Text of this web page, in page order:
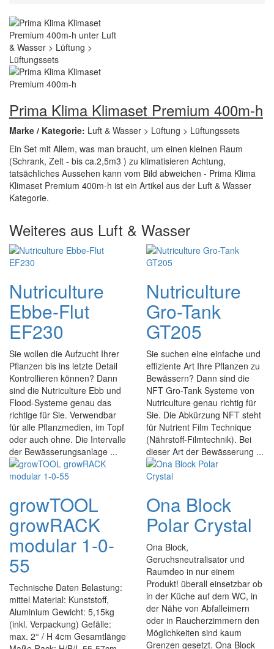
Prima Klima Klimaset Premium 400m-h
Marke / Kategorie: Luft & Wasser > Lüftung > Lüftungssets
Ein Set mit Allem, was man braucht, um einen kleinen Raum
(Schrank, Zelt - bis ca.2,5m3 ) zu klimatisieren Achtung,
tatsächliches Aussehen kann vom Bild abweichen - Prima Klima
Klimaset Premium 400m-h ist ein Artikel aus der Luft & Wasser
Kategorie.
Weiteres aus Luft & Wasser
Nutriculture
Ebbe-Flut
EF230
Sie wollen die Aufzucht Ihrer
Pflanzen bis ins letzte Detail
Kontrollieren können? Dann
sind die Nutriculture Ebb und
Flood-Systeme genau das
richtige für Sie. Verwendbar
für alle Pflanzmedien, im Topf
oder auch ohne. Die Intervalle
der Bewässerungsanlage ...
Nutriculture
Gro-Tank
GT205
Sie suchen eine einfache und
effiziente Art Ihre Pflanzen zu
Bewässern? Dann sind die
NFT Gro-Tank Systeme von
Nutriculture genau richtig für
Sie. Die Abkürzung NFT steht
für Nutrient Film Technique
(Nährstoff-Filmtechnik). Bei
dieser Art der Bewässerung ...
growTOOL
growRACK
modular 1-0-
55
Technische Daten Belastung:
mittel Material: Kunststoff,
Aluminium Gewicht: 5,15kg
(inkl. Verpackung) Gefälle:
max. 2° / H 4cm Gesamtlänge
Ona Block
Polar Crystal
Ona Block,
Geruchsneutralisator und
Raumdeo in nur einem
Produkt! überall einsetzbar ob
in der Küche auf dem WC, in
der Nähe von Abfalleimern
oder in Raucherzimmern den
Möglichkeiten sind kaum
Grenzen gesetzt. Ona Block